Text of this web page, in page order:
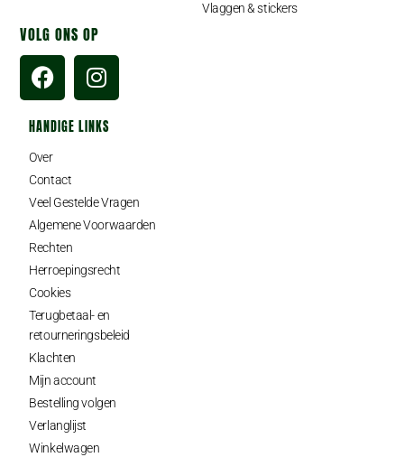
VOLG ONS OP
Vlaggen & stickers
HANDIGE LINKS
Over
Contact
Veel Gestelde Vragen
Algemene Voorwaarden
Rechten
Herroepingsrecht
Cookies
Terugbetaal- en
retourneringsbeleid
Klachten
Mijn account
Bestelling volgen
Verlanglijst
Winkelwagen